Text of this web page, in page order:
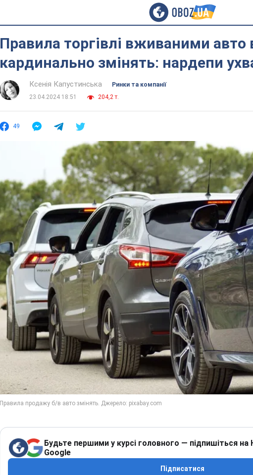
Правила торгівлі вживаними авто
кардинально змінять: нардепи
Ксенія Капустинська
Ринки та компанії
23.04.2024 18:51
204,2 т.
49
Будьте першими у курсі головного — підпишіться на
Google
Підписатися